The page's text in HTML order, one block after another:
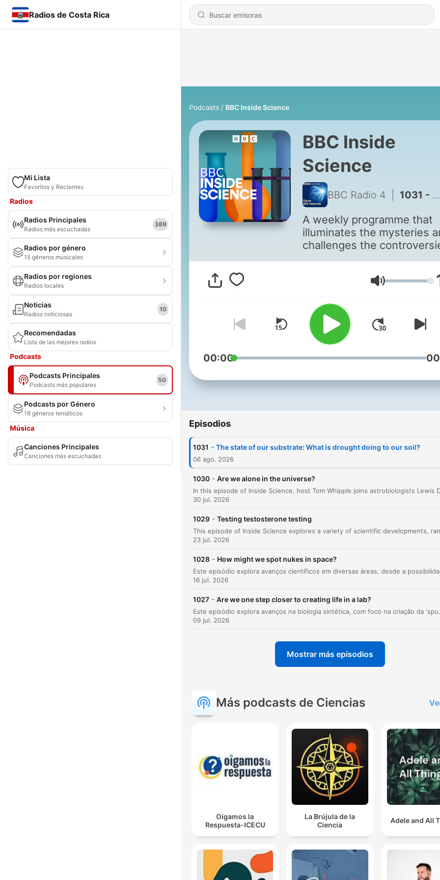
Radios de Costa Rica
Mi Lista
Favoritos y Recientes
Radios
Radios Principales
Radios más escuchadas
389
Radios por género
15 géneros musicales
Radios por regiones
Radios locales
Noticias
Radios noticiosas
10
Recomendadas
Lista de las mejores radios
Podcasts
Podcasts Principales
Podcasts más populares
50
Podcasts por Género
18 géneros temáticos
Música
Canciones Principales
Canciones más escuchadas
Podcasts BBC Inside Science
BBC Inside
Science
BBC Radio 4 1031 - The state of our substrate: What is drought doing to our soil?
A weekly programme that
illuminates the mysteries
challenges the
Volumen
00:00
Episodios
1031 - The state of our substrate: What is drought doing to our soil?
06 ago. 2026
1030 - Are we alone in the universe?
30 jul. 2026
1029 - Testing testosterone testing
23 jul. 2026
1028 - How might we spot nukes in space?
16 jul. 2026
1027 - Are we one step closer to creating life in a lab?
Este episódio explora avanços na biologia sintética, com foco na criação da 'spud cell',
09 jul. 2026
Mostrar más episodios
Más podcasts de Ciencias
Oigamos la
Respuesta-ICECU
La Brújula de la
Ciencia
Adele and All